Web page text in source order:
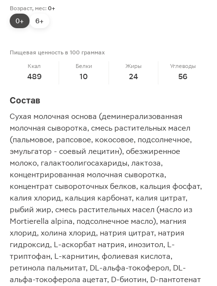
Возраст, мес: 0+
0+ 6+
Пищевая ценность в 100 граммах
Ккал
489
Белки
10
Жиры
24
Углеводы
56
Состав
Сухая молочная основа (деминерализованная
молочная сыворотка, смесь растительных масел
(пальмовое, рапсовое, кокосовое, подсолнечное,
эмульгатор - соевый лецитин), обезжиренное
молоко, галактоолигосахариды, лактоза,
концентрированная молочная сыворотка,
концентрат сывороточных белков, кальция фосфат,
калия хлорид, кальция карбонат, калия цитрат,
рыбий жир, смесь растительных масел (масло из
Mortierella alpina, подсолнечное масло), магния
хлорид, холина хлорид, натрия цитрат, натрия
гидроксид, L-аскорбат натрия, инозитол, L-
триптофан, L-карнитин, фолиевая кислота,
ретинола пальмитат, DL-альфа-токоферол, DL-
альфа-токоферола ацетат, D-биотин, D-пантотенат